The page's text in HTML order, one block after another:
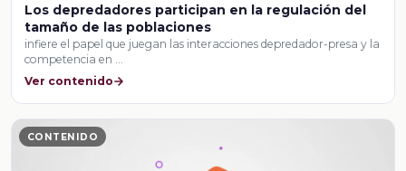
Los depredadores participan en la regulación del
tamaño de las poblaciones
infiere el papel que juegan las interacciones depredador-presa y la
competencia en …
Ver contenido
CONTENIDO